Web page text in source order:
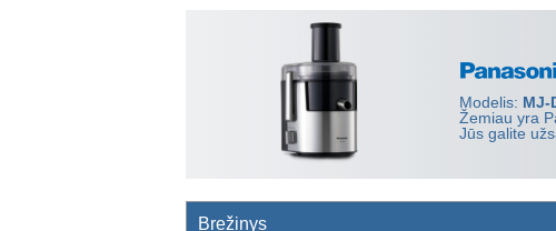
Modelis: MJ-
Žemiau yra
Jūs galite
Brežinys